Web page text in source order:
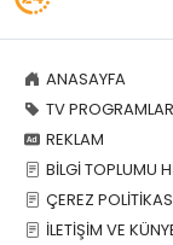
ANASAYFA
TV
REKLAM
BİLGİ TOPLUMU
ÇEREZ
İLETİŞİM VE